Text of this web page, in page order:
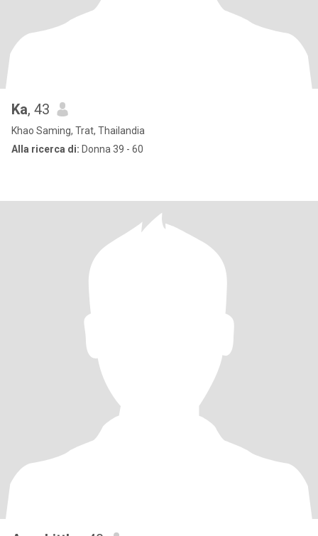
Ka, 43
Khao Saming, Trat, Thailandia
Alla ricerca di: Donna 39 - 60